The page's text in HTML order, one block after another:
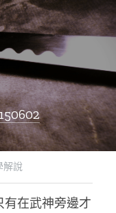
解說
在武神旁邊才